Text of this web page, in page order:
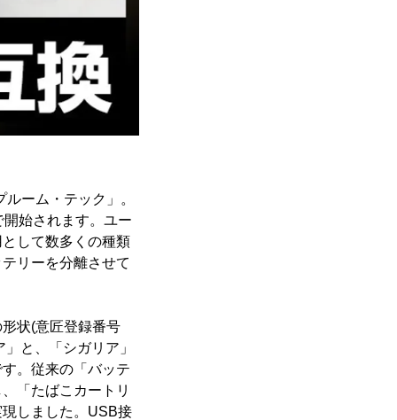
ーム・テック」。
始されます。ユー
して数多くの種類
リーを分離させて
状(意匠登録番号
と、「シガリア」
。従来の「バッテ
「たばこカートリ
しました。USB接